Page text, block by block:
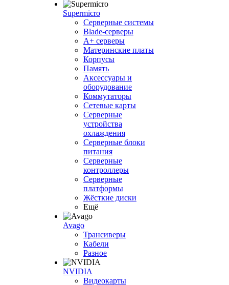
Supermicro
Серверные системы
Blade-серверы
A+ серверы
Материнские платы
Корпусы
Память
Аксессуары и
оборудование
Коммутаторы
Сетевые карты
Серверные
устройства
охлаждения
Серверные блоки
питания
Серверные
контроллеры
Серверные
платформы
Жёсткие диски
Ещё
Avago
Трансиверы
Кабели
Разное
NVIDIA
Видеокарты